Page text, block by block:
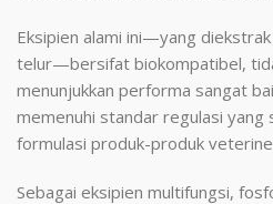
Eksipien alami ini—yang
telur—bersifat biokompatibel,
menunjukkan performa sangat
memenuhi standar regulasi yang
formulasi produk-produk
Sebagai eksipien multifungsi,